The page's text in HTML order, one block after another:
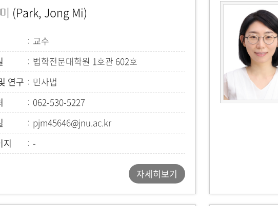
(Park, Jong Mi)
교수
법학전문대학원 1호관 602호
연구
민사법
062-530-5227
pjm45646@jnu.ac.kr
지
-
자세히보기